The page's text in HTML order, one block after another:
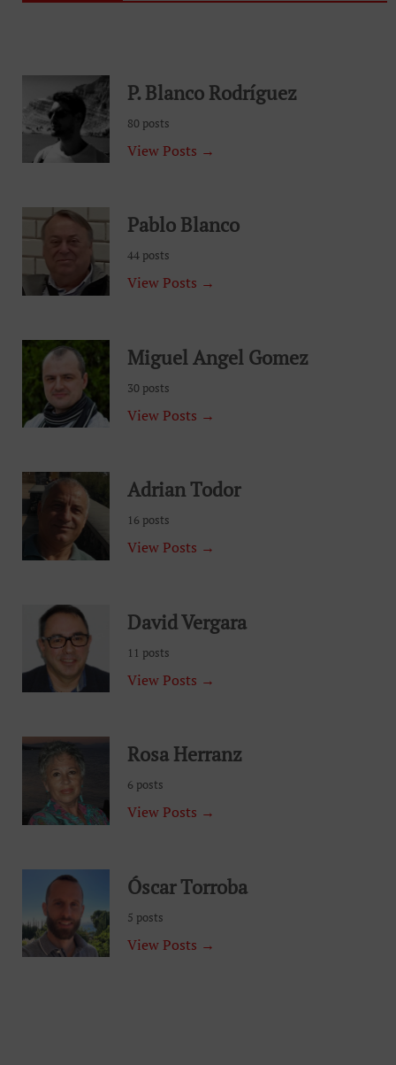
P. Blanco Rodríguez
80 posts
View Posts →
Pablo Blanco
44 posts
View Posts →
Miguel Angel Gomez
30 posts
View Posts →
Adrian Todor
16 posts
View Posts →
David Vergara
11 posts
View Posts →
Rosa Herranz
6 posts
View Posts →
Óscar Torroba
5 posts
View Posts →